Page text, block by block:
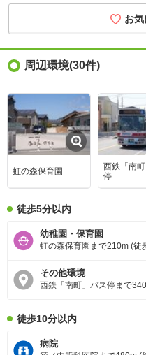
お
周辺環境(30件)
虹の森保育園
西鉄「南
停
徒歩5分以内
幼稚園・保育園
虹の森保育園まで210m (徒
その他環境
西鉄「南町」バス停まで
徒歩10分以内
病院